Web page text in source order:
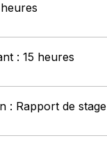
: 15 heures
: Rapport de stage